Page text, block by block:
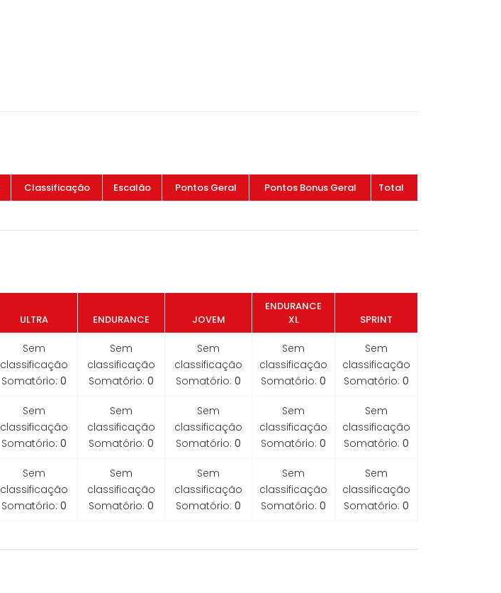
Classificação Escalão Pontos Geral Pontos Bonus Geral Total
ULTRA ENDURANCE JOVEM
ENDURANCE
XL
SPRINT
Sem
classificação
Somatório: 0
Sem
classificação
Somatório: 0
Sem
classificação
Somatório: 0
Sem
classificação
Somatório: 0
Sem
classificação
Somatório: 0
Sem
classificação
Somatório: 0
Sem
classificação
Somatório: 0
Sem
classificação
Somatório: 0
Sem
classificação
Somatório: 0
Sem
classificação
Somatório: 0
Sem
classificação
Somatório: 0
Sem
classificação
Somatório: 0
Sem
classificação
Somatório: 0
Sem
classificação
Somatório: 0
Sem
classificação
Somatório: 0